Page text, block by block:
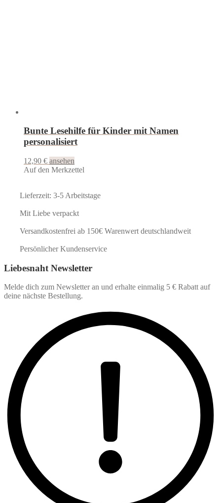
Bunte Lesehilfe für Kinder mit Namen
personalisiert
12,90 € ansehen
Auf den Merkzettel
Lieferzeit: 3-5 Arbeitstage
Mit Liebe verpackt
Versandkostenfrei ab 150€ Warenwert deutschlandweit
Persönlicher Kundenservice
Liebesnaht Newsletter
Melde dich zum Newsletter an und erhalte einmalig 5 € Rabatt auf
deine nächste Bestellung.